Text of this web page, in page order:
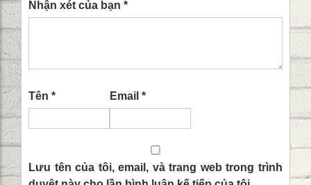
Nhận xét của bạn *
Tên * Email*
Lưu tên của tôi, email, và trang web trong trình